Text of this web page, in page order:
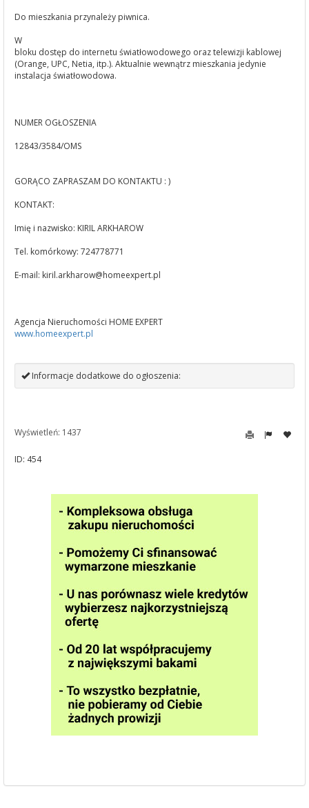
Do mieszkania przynależy piwnica.
W
bloku dostęp do internetu światłowodowego oraz telewizji kablowej
(Orange, UPC, Netia, itp.). Aktualnie wewnątrz mieszkania jedynie
instalacja światłowodowa.
NUMER OGŁOSZENIA
12843/3584/OMS
GORĄCO ZAPRASZAM DO KONTAKTU : )
KONTAKT:
Imię i nazwisko: KIRIL ARKHAROW
Tel. komórkowy: 724778771
E-mail: kiril.arkharow@homeexpert.pl
Agencja Nieruchomości HOME EXPERT
www.homeexpert.pl
Informacje dodatkowe do ogłoszenia:
Wyświetleń: 1437
ID: 454